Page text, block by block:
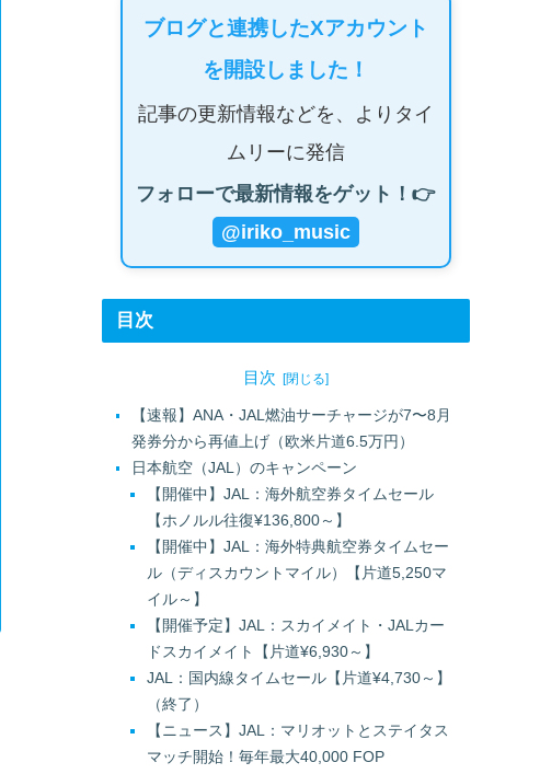
ブログと連携したXアカウント
を開設しました！
記事の更新情報などを、よりタイ
ムリーに発信
フォローで最新情報をゲット！👉
@iriko_music
目次
目次
【速報】ANA・JAL燃油サーチャージが7〜8月
発券分から再値上げ（欧米片道6.5万円）
日本航空（JAL）のキャンペーン
【開催中】JAL：海外航空券タイムセール
【ホノルル往復¥136,800～】
【開催中】JAL：海外特典航空券タイムセー
ル（ディスカウントマイル）【片道5,250マ
イル～】
【開催予定】JAL：スカイメイト・JALカー
ドスカイメイト【片道¥6,930～】
JAL：国内線タイムセール【片道¥4,730～】
（終了）
【ニュース】JAL：マリオットとステイタス
マッチ開始！毎年最大40,000 FOP